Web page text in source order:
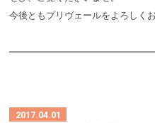
今後ともプリヴェールをよろしく
2017.04.01